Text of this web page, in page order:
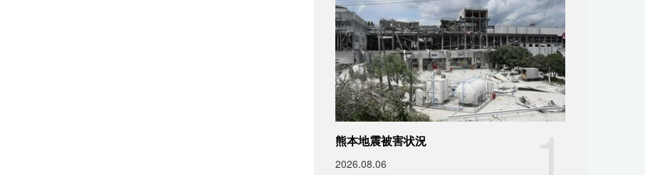
熊本地震被害状況
2026.08.06